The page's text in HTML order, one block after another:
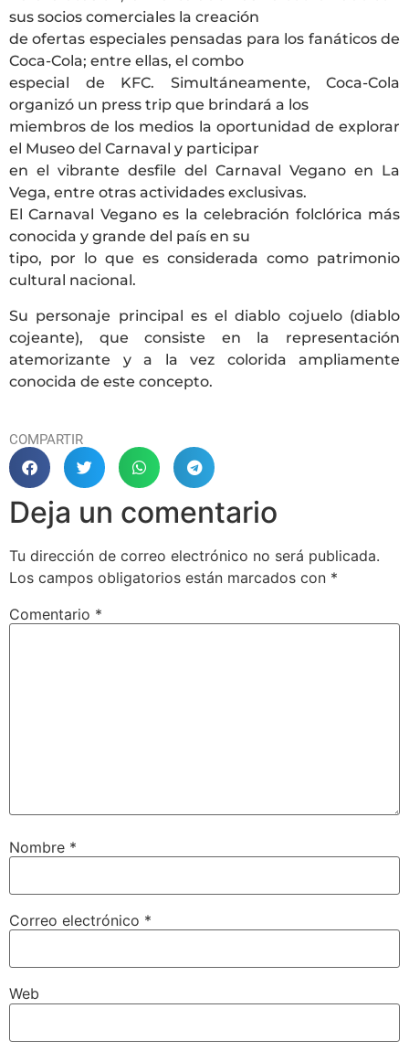
sus socios comerciales la creación
de ofertas especiales pensadas para los fanáticos de
Coca-Cola; entre ellas, el combo
especial de KFC. Simultáneamente, Coca-Cola
organizó un press trip que brindará a los
miembros de los medios la oportunidad de explorar
el Museo del Carnaval y participar
en el vibrante desfile del Carnaval Vegano en La
Vega, entre otras actividades exclusivas.
El Carnaval Vegano es la celebración folclórica más
conocida y grande del país en su
tipo, por lo que es considerada como patrimonio
cultural nacional.
Su personaje principal es el diablo cojuelo (diablo
cojeante), que consiste en la representación
atemorizante y a la vez colorida ampliamente
conocida de este concepto.
COMPARTIR
Deja un comentario
Tu dirección de correo electrónico no será publicada.
Los campos obligatorios están marcados con *
Comentario *
Nombre *
Correo electrónico *
Web